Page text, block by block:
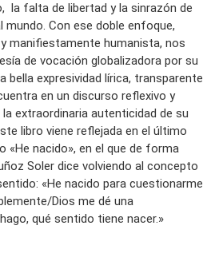
la falta de libertad y la sinrazón de
mundo. Con ese doble enfoque,
manifiestamente humanista, nos
de vocación globalizadora por su
bella expresividad lírica, transparente
en un discurso reflexivo y
extraordinaria autenticidad de su
libro viene reflejada en el último
«He nacido», en el que de forma
Soler dice volviendo al concepto
«He nacido para cuestionarme
Dios me dé una
qué sentido tiene nacer.»